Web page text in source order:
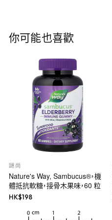
你可能也喜歡
謎尚
Nature's Way, Sambucus®，機
體抵抗軟糖，接骨木果味，60 粒
HK$198